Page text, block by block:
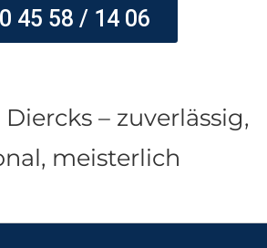
45 58 / 14 06
– zuverlässig,
meisterlich